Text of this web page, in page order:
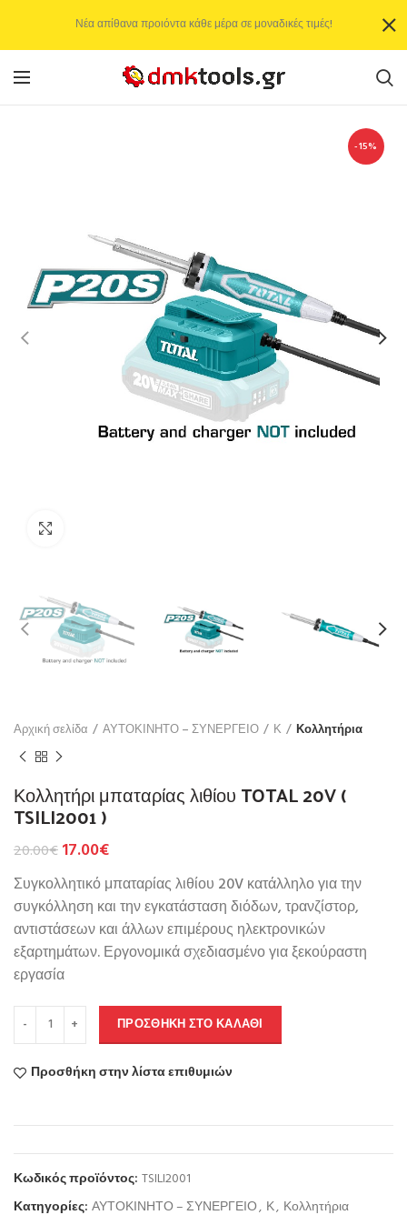
-15%
Αρχική σελίδα ΑΥΤΟΚΙΝΗΤΟ – ΣΥΝΕΡΓΕΙΟ Κ Κολλητήρια
Κολλητήρι μπαταρίας λιθίου TOTAL 20V (
TSILI2001 )
20.00€17.00€
Συγκολλητικό μπαταρίας λιθίου 20V κατάλληλο για την
συγκόλληση και την εγκατάσταση διόδων, τρανζίστορ,
αντιστάσεων και άλλων επιμέρους ηλεκτρονικών
εξαρτημάτων. Εργονομικά σχεδιασμένο για ξεκούραστη
εργασία
ΠΡΟΣΘΉΚΗ ΣΤΟ ΚΑΛΆΘΙ
Προσθήκη στην λίστα επιθυμιών
Κωδικός προϊόντος: TSILI2001
Κατηγορίες: ΑΥΤΟΚΙΝΗΤΟ – ΣΥΝΕΡΓΕΙΟ, Κ, Κολλητήρια
Νέα απίθανα προιόντα κάθε μέρα σε μοναδικές τιμές!